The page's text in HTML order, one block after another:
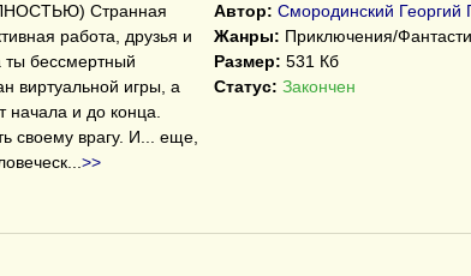
Странная
работа, друзья и
ты бессмертный
виртуальной игры, а
начала и до конца.
своему врагу. И... еще,
>>
Автор: Смородинский Георгий
Жанры: Приключения/
Размер: 531 Кб
Статус: Закончен